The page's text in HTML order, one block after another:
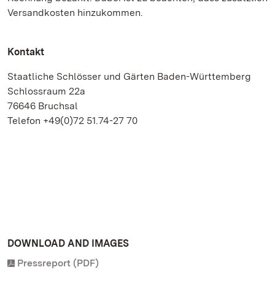
Versandkosten hinzukommen.
Kontakt
Staatliche Schlösser und Gärten Baden-Württemberg
Schlossraum 22a
76646 Bruchsal
Telefon +49(0)72 51.74-27 70
DOWNLOAD AND IMAGES
Pressreport (PDF)